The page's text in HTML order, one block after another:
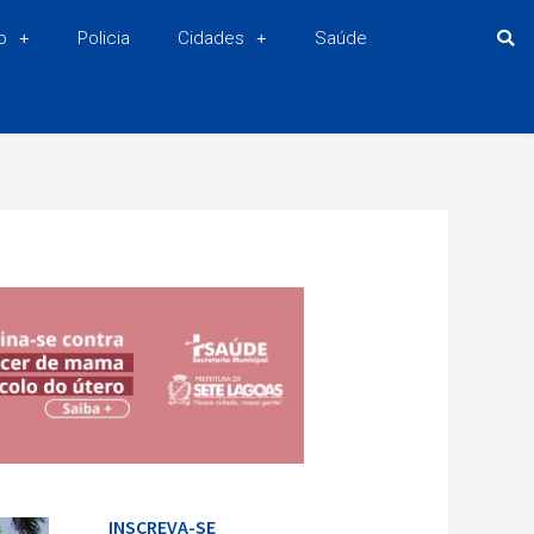
Policia Cidades Saúde
INSCREVA-SE